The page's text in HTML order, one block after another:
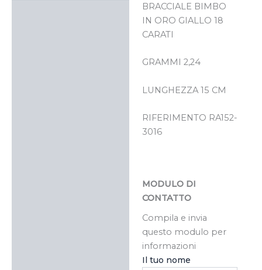
BRACCIALE BIMBO
IN ORO GIALLO 18
CARATI
GRAMMI 2,24
LUNGHEZZA 15 CM
RIFERIMENTO RA152-
3016
MODULO DI
CONTATTO
Compila e invia
questo modulo per
informazioni
Il tuo nome